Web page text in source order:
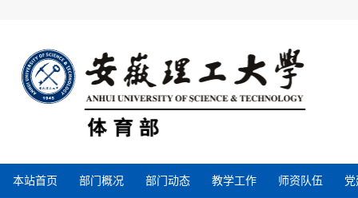
本站首页 部门概况 部门动态 教学工作 师资队伍 党